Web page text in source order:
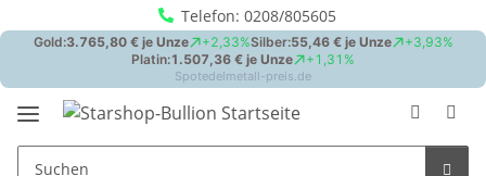
Telefon: 0208/805605